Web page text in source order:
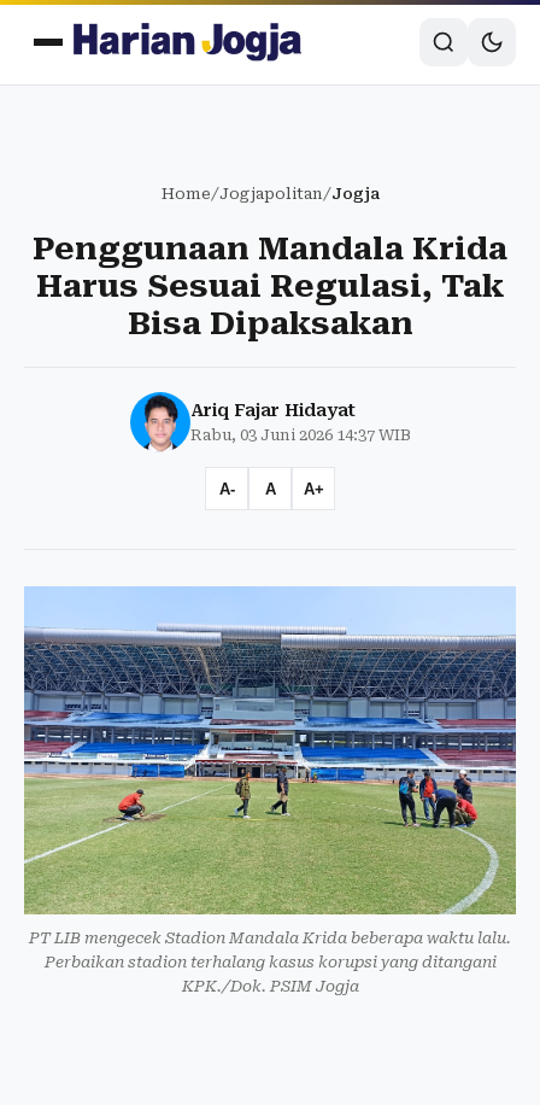
Home/Jogjapolitan/Jogja
Penggunaan Mandala Krida
Harus Sesuai Regulasi, Tak
Bisa Dipaksakan
Ariq Fajar Hidayat
Rabu, 03 Juni 2026 14:37 WIB
A- A A+
PT LIB mengecek Stadion Mandala Krida beberapa waktu lalu.
Perbaikan stadion terhalang kasus korupsi yang ditangani
KPK./Dok. PSIM Jogja